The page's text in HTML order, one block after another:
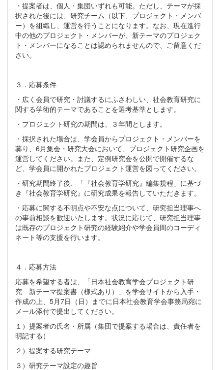
・提案者は、個人・集団いずれも可能。ただし、テーマが採
択された後には、研究チーム（以下、プロジェクト・メンバ
ー）を組織し、運営を行うことになります。なお、現在進行
中の他のプロジェクト・メンバーが、新テーマのプロジェク
ト・メンバーになることは認められませんので、ご留意くだ
さい。
３．応募条件
・広く会員で研究・討議するにふさわしい、社会教育研究に
関する学術的テーマであることを選考基準とします。
・プロジェクト研究の期間は、３年間とします。
・採択された場合は、学会員からプロジェクト・メンバーを
募り、6月集会・研究大会において、プロジェクト研究企画を
運営してください。また、定例研究会を公開で開催するな
ど、学会員に開かれたプロジェクト運営を図ってください。
・研究期間終了後、「『社会教育学研究』編集規程」に基づ
き『社会教育学研究』に研究成果を報告していただきます。
・応募に関する不明点や不安な点について、研究担当理事へ
の事前相談を歓迎いたします。状況に応じて、研究担当理事
は既存のプロジェクト研究の経験紹介や学会員間のコーディ
ネート等の支援を行います。
４．応募方法
応募を希望する者は、「日本社会教育学会プロジェクト研
究 新テーマ提案書（様式あり）」を学会サイトから入手・
作成の上、5月7日（日）までに日本社会教育学会事務局宛に
メール添付で提出してください。
１）提案者の氏名・所属（集団で提案する場合は、責任者を
明記する）
２）提案する研究テーマ
３）研究テーマ設定の趣旨